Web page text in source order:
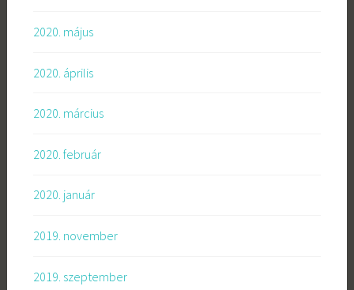
2020. május
2020. április
2020. március
2020. február
2020. január
2019. november
2019. szeptember